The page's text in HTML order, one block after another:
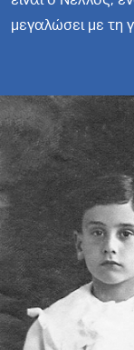
μεγαλώσει με τη